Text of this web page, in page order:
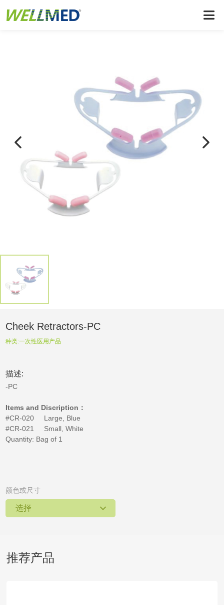
Cheek Retractors-PC
种类:一次性医用产品
描述:
-PC
Items and Discription：
#CR-020 Large, Blue
#CR-021 Small, White
Quantity: Bag of 1
颜色或尺寸
选择
推荐产品